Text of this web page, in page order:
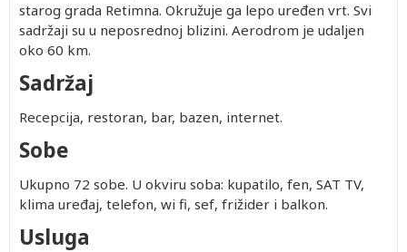
starog grada Retimna. Okružuje ga lepo uređen vrt. Svi
sadržaji su u neposrednoj blizini. Aerodrom je udaljen
oko 60 km.
Sadržaj
Recepcija, restoran, bar, bazen, internet.
Sobe
Ukupno 72 sobe. U okviru soba: kupatilo, fen, SAT TV,
klima uređaj, telefon, wi fi, sef, frižider i balkon.
Usluga